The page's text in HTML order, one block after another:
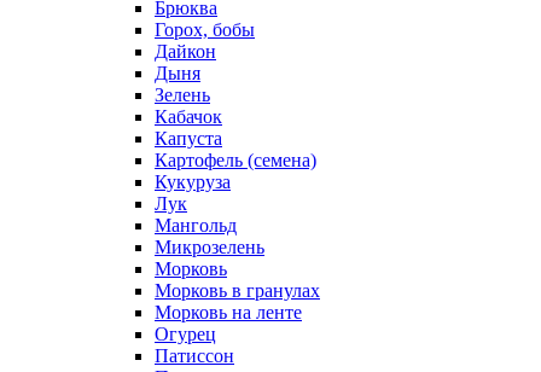
Брюква
Горох, бобы
Дайкон
Дыня
Зелень
Кабачок
Капуста
Картофель (семена)
Кукуруза
Лук
Мангольд
Микрозелень
Морковь
Морковь в гранулах
Морковь на ленте
Огурец
Патиссон